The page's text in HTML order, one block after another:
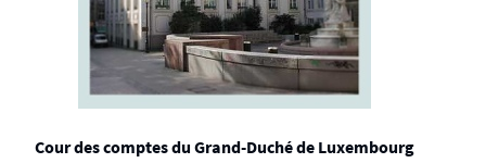
Cour des comptes du Grand-Duché de Luxembourg